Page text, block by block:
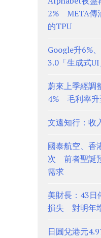
2% META傳
的TPU
Google升6%
3.0「生成式
蔚來上季經調
4% 毛利率升
文遠知行：收
國泰航空、香
次 前者聖誕
需求
美財長：43日
損失 對明年
日圓兌港元